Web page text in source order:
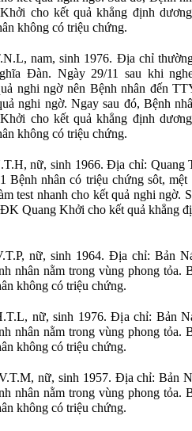
cho kết quả khẳng định
không có triệu chứng.
nam, sinh 1976. Địa chỉ
Đàn. Ngày 29/11 sau khi
nghi ngờ nên Bệnh nhân đến
nghi ngờ. Ngay sau đó, Bệnh
cho kết quả khẳng định
không có triệu chứng.
nữ, sinh 1966. Địa chỉ: Quang
Bệnh nhân có triệu chứng sôt,
test nhanh cho kết quả nghi ngờ.
Quang Khởi cho kết quả khẳng
nữ, sinh 1964. Địa chỉ: Bản
nhân nằm trong vùng phong tỏa.
không có triệu chứng.
nữ, sinh 1976. Địa chỉ: Bản
nhân nằm trong vùng phong tỏa.
không có triệu chứng.
nữ, sinh 1957. Địa chỉ: Bản
nhân nằm trong vùng phong tỏa.
không có triệu chứng.